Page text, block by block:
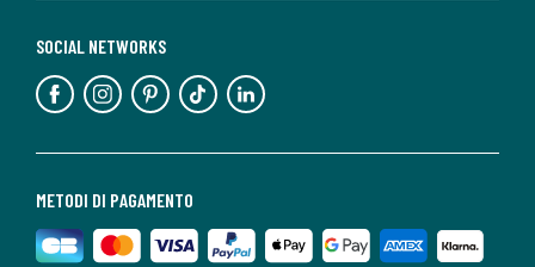
METODI DI PAGAMENTO
SOCIAL NETWORKS